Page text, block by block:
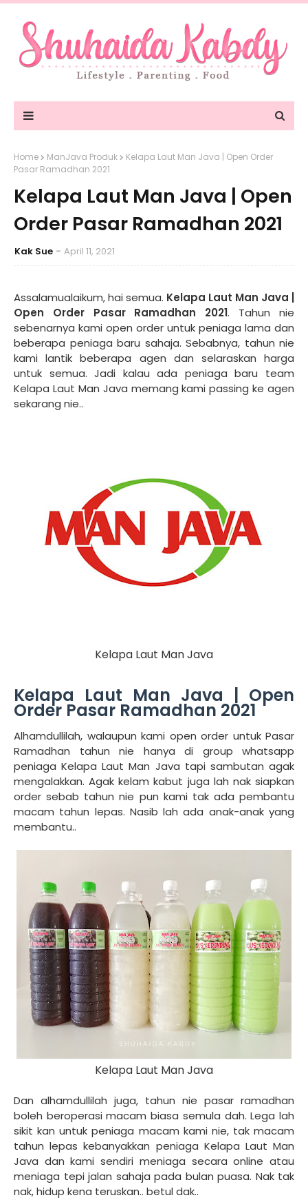
Home ManJava Produk
Kelapa Laut Man Java | Open Order
Pasar Ramadhan 2021
Kelapa Laut Man Java | Open
Order Pasar Ramadhan 2021
Kak Sue April 11, 2021
Assalamualaikum, hai semua. Kelapa Laut Man Java |
Open Order Pasar Ramadhan 2021. Tahun nie
sebenarnya kami open order untuk peniaga lama dan
beberapa peniaga baru sahaja. Sebabnya, tahun nie
kami lantik beberapa agen dan selaraskan harga
untuk semua. Jadi kalau ada peniaga baru team
Kelapa Laut Man Java memang kami passing ke agen
sekarang nie..
Kelapa Laut Man Java
Kelapa Laut Man Java | Open
Order Pasar Ramadhan 2021
Alhamdullilah, walaupun kami open order untuk Pasar
Ramadhan tahun nie hanya di group whatsapp
peniaga Kelapa Laut Man Java tapi sambutan agak
mengalakkan. Agak kelam kabut juga lah nak siapkan
order sebab tahun nie pun kami tak ada pembantu
macam tahun lepas. Nasib lah ada anak-anak yang
membantu..
Kelapa Laut Man Java
Dan alhamdullilah juga, tahun nie pasar ramadhan
boleh beroperasi macam biasa semula dah. Lega lah
sikit kan untuk peniaga macam kami nie, tak macam
tahun lepas kebanyakkan peniaga Kelapa Laut Man
Java dan kami sendiri meniaga secara online atau
meniaga tepi jalan sahaja pada bulan puasa. Nak tak
nak, hidup kena teruskan.. betul dak..